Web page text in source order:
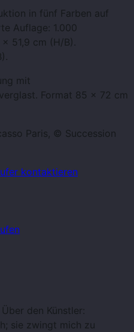
in fünf Farben auf
Auflage: 1.000
51,9 cm (H/B).
mit
Format 85 x 72 cm
Paris, © Succession
kontaktieren
den Künstler:
sie zwingt mich zu